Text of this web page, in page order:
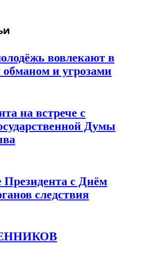
вовлекают в
обманом и угрозами
на встрече с
Думы
Президента с Днём
следствия